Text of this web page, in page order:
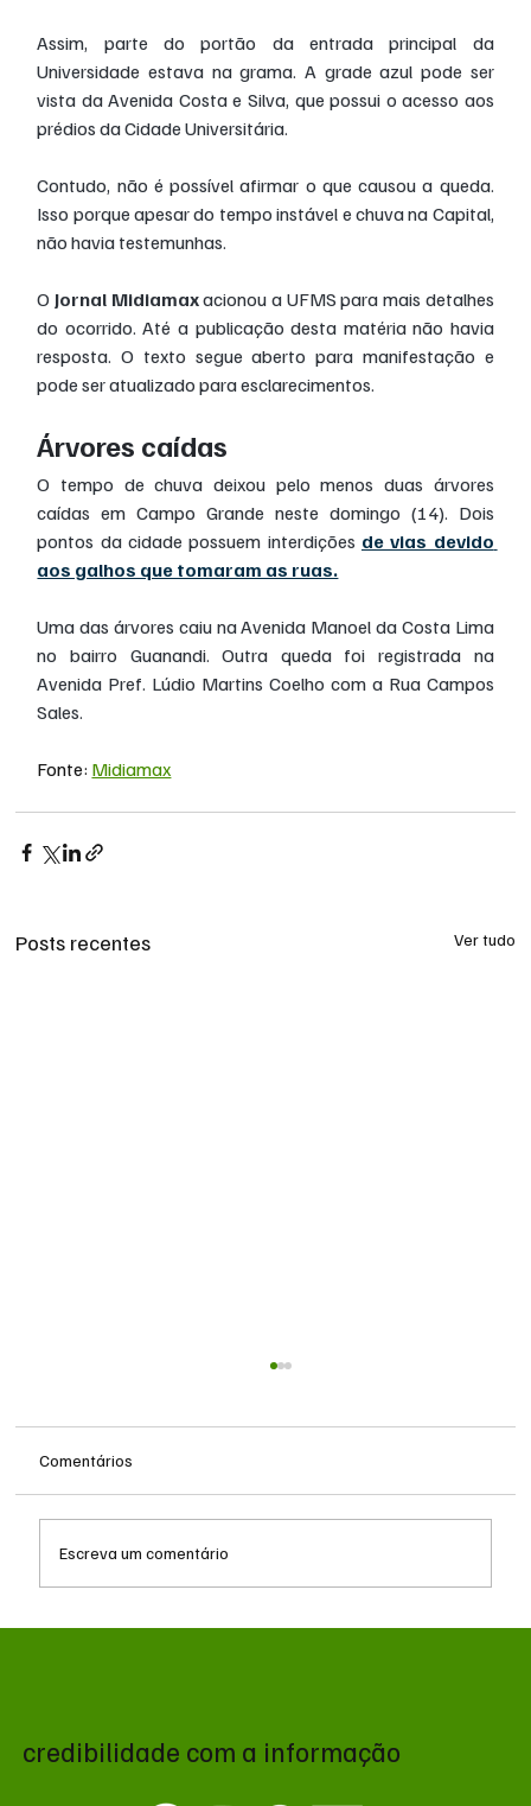
Assim, parte do portão da entrada principal da
Universidade estava na grama. A grade azul pode ser
vista da Avenida Costa e Silva, que possui o acesso aos
prédios da Cidade Universitária.
Contudo, não é possível afirmar o que causou a queda.
Isso porque apesar do tempo instável e chuva na Capital,
não havia testemunhas.
O Jornal Midiamax acionou a UFMS para mais detalhes
do ocorrido. Até a publicação desta matéria não havia
resposta. O texto segue aberto para manifestação e
pode ser atualizado para esclarecimentos.
Árvores caídas
O tempo de chuva deixou pelo menos duas árvores
caídas em Campo Grande neste domingo (14). Dois
pontos da cidade possuem interdições de vias devido
aos galhos que tomaram as ruas.
Uma das árvores caiu na Avenida Manoel da Costa Lima
no bairro Guanandi. Outra queda foi registrada na
Avenida Pref. Lúdio Martins Coelho com a Rua Campos
Sales.
Fonte: Midiamax
Posts recentes Ver tudo
Comentários
Escreva um comentário
credibilidade com a informação